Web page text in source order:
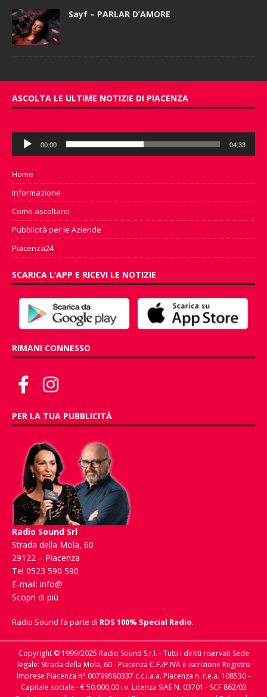
Sayf – PARLAR D’AMORE
ASCOLTA LE ULTIME NOTIZIE DI PIACENZA
Audio
Player
00:00 04:33
Home
Informazione
Come ascoltarci
Pubblicità per le Aziende
Piacenza24
SCARICA L’APP E RICEVI LE NOTIZIE
RIMANI CONNESSO
PER LA TUA PUBBLICITÀ
Radio Sound Srl
Strada della Mola, 60
29122 – Piacenza
Tel 0523 590 590
E-mail: info@
Scopri di più
Radio Sound fa parte di RDS 100% Special Radio.
Copyright © 1999/2025 Radio Sound S.r.l. - Tutti i diritti riservati Sede
legale: Strada della Mola, 60 - Piacenza C.F./P.IVA e iscrizione Registro
Imprese Piacenza n° 00799580337 c.c.i.a.a. Piacenza n. r.e.a. 108530 -
Capitale sociale - € 50.000,00 i.v. Licenza SIAE N. 03701 - SCF 862/03